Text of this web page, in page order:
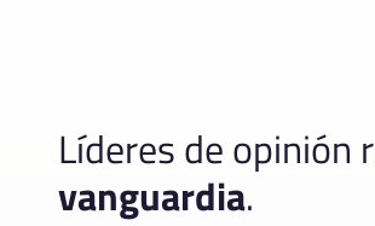
Líderes de opinión
vanguardia.